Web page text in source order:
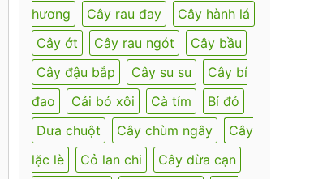
hương
Cây rau đay
Cây hành lá
Cây ớt
Cây rau ngót
Cây bầu
Cây đậu bắp
Cây su su
Cây bí
đao
Cải bó xôi Cà tím
Bí đỏ
Dưa chuột
Cây chùm ngây
Cây
lặc lè
Cỏ lan chi
Cây dừa cạn